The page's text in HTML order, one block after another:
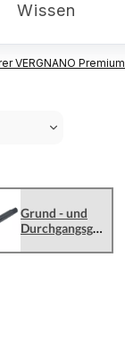
Wissen
VERGNANO Premium
Grund - und
Durchgangsgewinde